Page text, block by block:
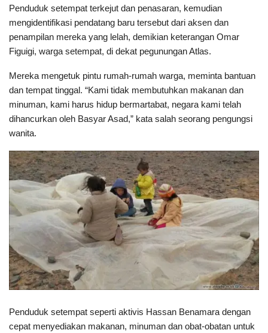
Penduduk setempat terkejut dan penasaran, kemudian
mengidentifikasi pendatang baru tersebut dari aksen dan
penampilan mereka yang lelah, demikian keterangan Omar
Figuigi, warga setempat, di dekat pegunungan Atlas.
Mereka mengetuk pintu rumah-rumah warga, meminta bantuan
dan tempat tinggal. “Kami tidak membutuhkan makanan dan
minuman, kami harus hidup bermartabat, negara kami telah
dihancurkan oleh Basyar Asad,” kata salah seorang pengungsi
wanita.
Penduduk setempat seperti aktivis Hassan Benamara dengan
cepat menyediakan makanan, minuman dan obat-obatan untuk